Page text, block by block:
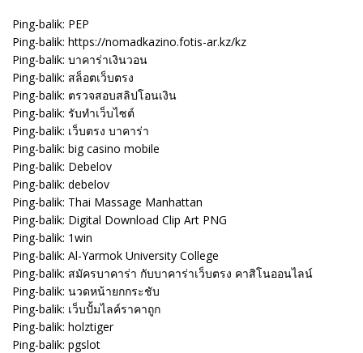
Ping-balik: PEP
Ping-balik: https://nomadkazino.fotis-ar.kz/kz
Ping-balik: บาคาร่าเงินวอน
Ping-balik: สล็อตเว็บตรง
Ping-balik: ตรวจสอบสลิปโอนเงิน
Ping-balik: รับทำเว็บไซต์
Ping-balik: เว็บตรง บาคาร่า
Ping-balik: big casino mobile
Ping-balik: Debelov
Ping-balik: debelov
Ping-balik: Thai Massage Manhattan
Ping-balik: Digital Download Clip Art PNG
Ping-balik: 1win
Ping-balik: Al-Yarmok University College
Ping-balik: สมัครบาคาร่า กับบาคาร่าเว็บตรง คาสิโนออนไลน์
Ping-balik: นวดหน้ายกกระชับ
Ping-balik: เว็บปั้มไลค์ราคาถูก
Ping-balik: holztiger
Ping-balik: pgslot